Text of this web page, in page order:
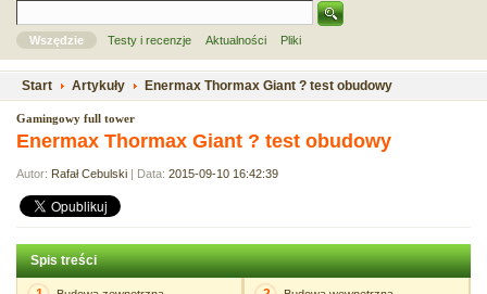
Wszędzie Testy i recenzje Aktualności Pliki
Start Artykuły Enermax Thormax Giant ? test obudowy
Gamingowy full tower
Enermax Thormax Giant ? test obudowy
Autor: Rafał Cebulski | Data: 2015-09-10 16:42:39
Spis treści